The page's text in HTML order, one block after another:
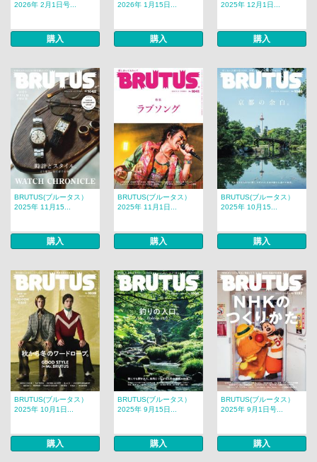
2026年 2月1日号...
購入
2026年 1月15日...
購入
2025年 12月1日...
購入
BRUTUS(ブルータス）
2025年 11月15...
購入
BRUTUS(ブルータス）
2025年 11月1日...
購入
BRUTUS(ブルータス）
2025年 10月15...
購入
BRUTUS(ブルータス）
2025年 10月1日...
購入
BRUTUS(ブルータス）
2025年 9月15日...
購入
BRUTUS(ブルータス）
2025年 9月1日号...
購入